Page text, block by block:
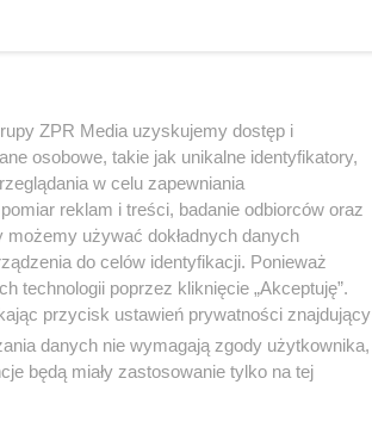
ze sfałszowanym
A2 niedaleko Świecka.
do rutynowej kontroli kierowcę,
dodano 13-1-2023
ZPR Media uzyskujemy dostęp i
osobowe, takie jak unikalne identyfikatory,
w celu zapewniania
reklam i treści, badanie odbiorców oraz
możemy używać dokładnych danych
do celów identyfikacji. Ponieważ
technologii poprzez kliknięcie „Akceptuję”.
przycisk ustawień prywatności znajdujący
danych nie wymagają zgody użytkownika,
będą miały zastosowanie tylko na tej